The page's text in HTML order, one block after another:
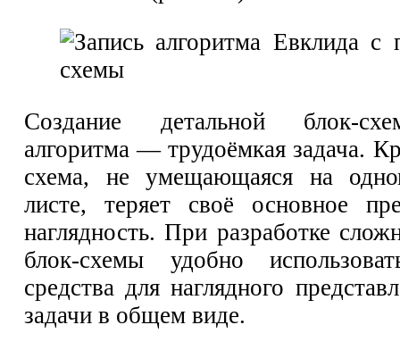
Создание детальной блок-
алгоритма — трудоёмкая задача.
схема, не умещающаяся на
листе, теряет своё основное
наглядность. При разработке
блок-схемы удобно
средства для наглядного
задачи в общем виде.